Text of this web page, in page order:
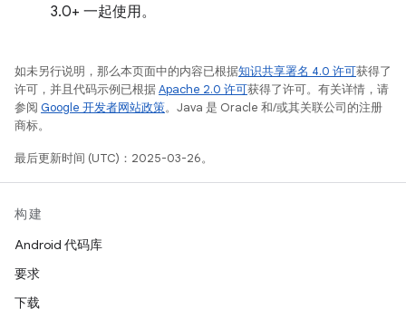
3.0+ 一起使用。
如未另行说明，那么本页面中的内容已根据知识共享署名 4.0 许可获得了
许可，并且代码示例已根据Apache 2.0 许可获得了许可。有关详情，请
参阅 Google 开发者网站政策。Java 是 Oracle 和/或其关联公司的注册
商标。
最后更新时间 (UTC)：2025-03-26。
构建
Android 代码库
要求
下载